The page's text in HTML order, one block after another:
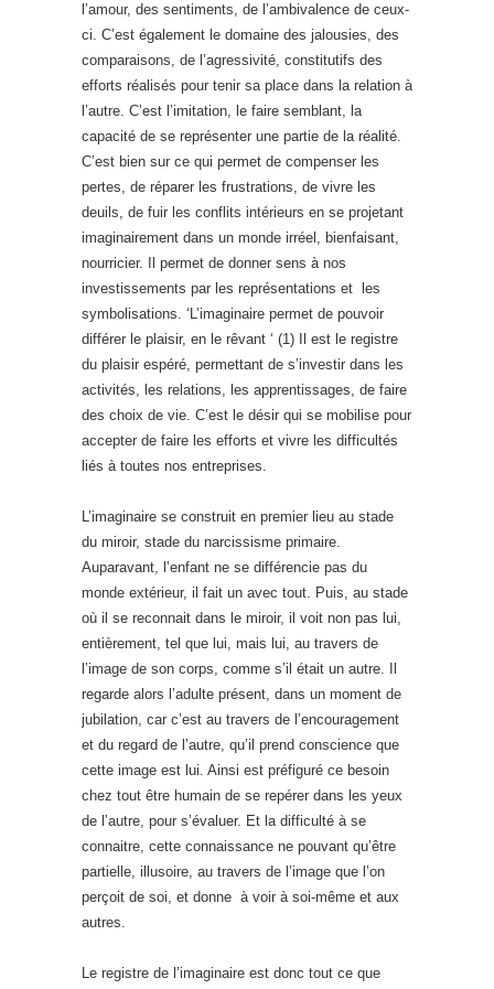
l’amour, des sentiments, de l’ambivalence de ceux-
ci. C’est également le domaine des jalousies, des
comparaisons, de l’agressivité, constitutifs des
efforts réalisés pour tenir sa place dans la relation à
l’autre. C’est l’imitation, le faire semblant, la
capacité de se représenter une partie de la réalité.
C’est bien sur ce qui permet de compenser les
pertes, de réparer les frustrations, de vivre les
deuils, de fuir les conflits intérieurs en se projetant
imaginairement dans un monde irréel, bienfaisant,
nourricier. Il permet de donner sens à nos
investissements par les représentations et les
symbolisations. ‘L’imaginaire permet de pouvoir
différer le plaisir, en le rêvant ‘ (1) Il est le registre
du plaisir espéré, permettant de s’investir dans les
activités, les relations, les apprentissages, de faire
des choix de vie. C’est le désir qui se mobilise pour
accepter de faire les efforts et vivre les difficultés
liés à toutes nos entreprises.
L’imaginaire se construit en premier lieu au stade
du miroir, stade du narcissisme primaire.
Auparavant, l’enfant ne se différencie pas du
monde extérieur, il fait un avec tout. Puis, au stade
où il se reconnait dans le miroir, il voit non pas lui,
entièrement, tel que lui, mais lui, au travers de
l’image de son corps, comme s’il était un autre. Il
regarde alors l’adulte présent, dans un moment de
jubilation, car c’est au travers de l’encouragement
et du regard de l’autre, qu’il prend conscience que
cette image est lui. Ainsi est préfiguré ce besoin
chez tout être humain de se repérer dans les yeux
de l’autre, pour s’évaluer. Et la difficulté à se
connaitre, cette connaissance ne pouvant qu’être
partielle, illusoire, au travers de l’image que l’on
perçoit de soi, et donne à voir à soi-même et aux
autres.
Le registre de l’imaginaire est donc tout ce que